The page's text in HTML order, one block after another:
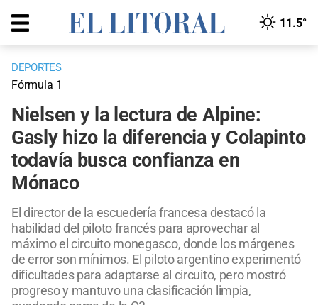
11.5°
DEPORTES
Fórmula 1
Nielsen y la lectura de Alpine:
Gasly hizo la diferencia y Colapinto
todavía busca confianza en
Mónaco
El director de la escuedería francesa destacó la
habilidad del piloto francés para aprovechar al
máximo el circuito monegasco, donde los márgenes
de error son mínimos. El piloto argentino experimentó
dificultades para adaptarse al circuito, pero mostró
progreso y mantuvo una clasificación limpia,